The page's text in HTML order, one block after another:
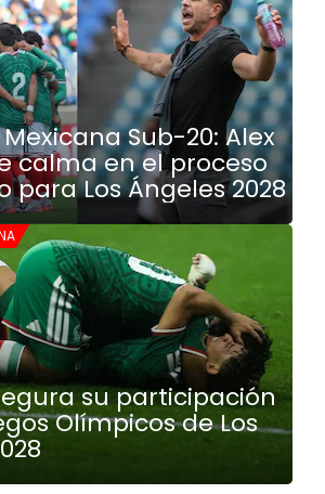
Sub-20: Alex
calma en el proceso
para Los Ángeles 2028
su participación
Olímpicos de Los